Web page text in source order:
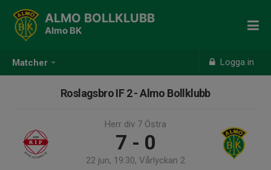
Matcher Logga in
ALMO BOLLKLUBB
Almo BK
Roslagsbro IF 2 - Almo Bollklubb
Herr div 7 Östra
7 - 0
22 jun, 19:30, Vårlyckan 2